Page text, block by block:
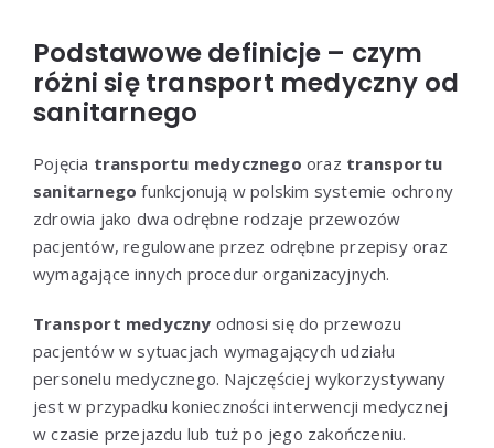
Podstawowe definicje – czym
różni się transport medyczny od
sanitarnego
Pojęcia transportu medycznego oraz transportu
sanitarnego funkcjonują w polskim systemie ochrony
zdrowia jako dwa odrębne rodzaje przewozów
pacjentów, regulowane przez odrębne przepisy oraz
wymagające innych procedur organizacyjnych.
Transport medyczny odnosi się do przewozu
pacjentów w sytuacjach wymagających udziału
personelu medycznego. Najczęściej wykorzystywany
jest w przypadku konieczności interwencji medycznej
w czasie przejazdu lub tuż po jego zakończeniu.